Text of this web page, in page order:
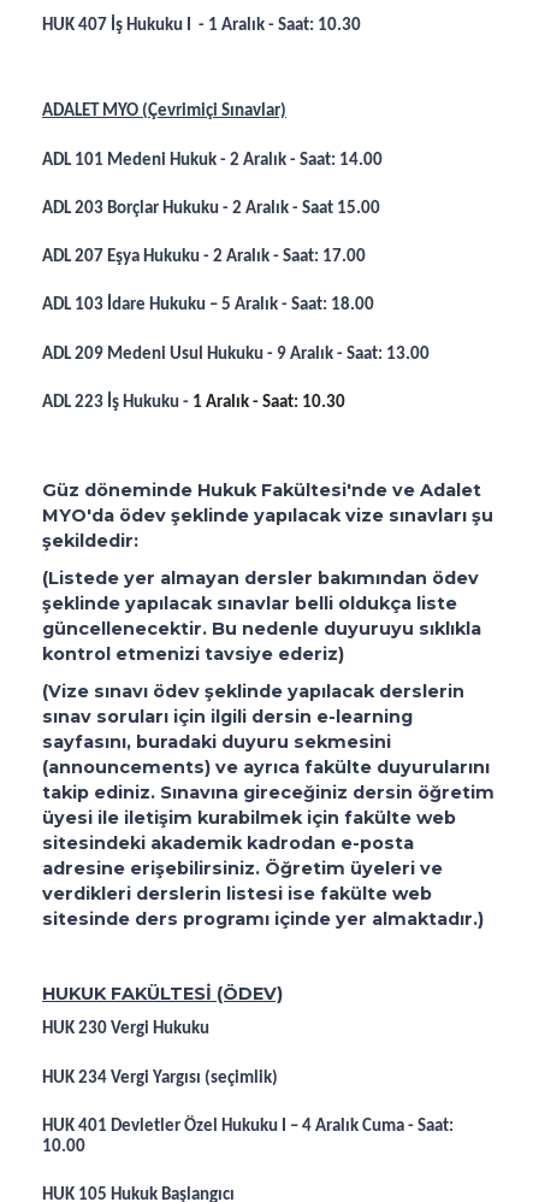
HUK 407 İş Hukuku I - 1 Aralık - Saat: 10.30
ADALET MYO (Çevrimiçi Sınavlar)
ADL 101 Medeni Hukuk - 2 Aralık - Saat: 14.00
ADL 203 Borçlar Hukuku - 2 Aralık - Saat 15.00
ADL 207 Eşya Hukuku - 2 Aralık - Saat: 17.00
ADL 103 İdare Hukuku – 5 Aralık - Saat: 18.00
ADL 209 Medeni Usul Hukuku - 9 Aralık - Saat: 13.00
ADL 223 İş Hukuku - 1 Aralık - Saat: 10.30
Güz döneminde Hukuk Fakültesi'nde ve Adalet
MYO'da ödev şeklinde yapılacak vize sınavları şu
şekildedir:
(Listede yer almayan dersler bakımından ödev
şeklinde yapılacak sınavlar belli oldukça liste
güncellenecektir. Bu nedenle duyuruyu sıklıkla
kontrol etmenizi tavsiye ederiz)
(Vize sınavı ödev şeklinde yapılacak derslerin
sınav soruları için ilgili dersin e-learning
sayfasını, buradaki duyuru sekmesini
(announcements) ve ayrıca fakülte duyurularını
takip ediniz. Sınavına gireceğiniz dersin öğretim
üyesi ile iletişim kurabilmek için fakülte web
sitesindeki akademik kadrodan e-posta
adresine erişebilirsiniz. Öğretim üyeleri ve
verdikleri derslerin listesi ise fakülte web
sitesinde ders programı içinde yer almaktadır.)
HUKUK FAKÜLTESİ (ÖDEV)
HUK 230 Vergi Hukuku
HUK 234 Vergi Yargısı (seçimlik)
HUK 401 Devletler Özel Hukuku I – 4 Aralık Cuma - Saat:
10.00
HUK 105 Hukuk Başlangıcı